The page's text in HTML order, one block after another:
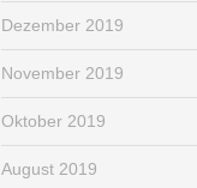
Dezember 2019
November 2019
Oktober 2019
August 2019